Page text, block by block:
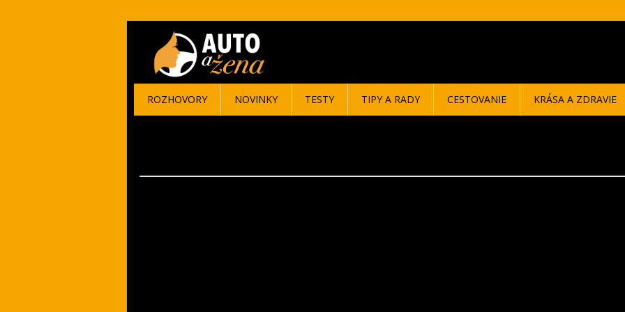
ROZHOVORY NOVINKY TESTY TIPY A RADY CESTOVANIE KRÁSA A ZDRAVIE